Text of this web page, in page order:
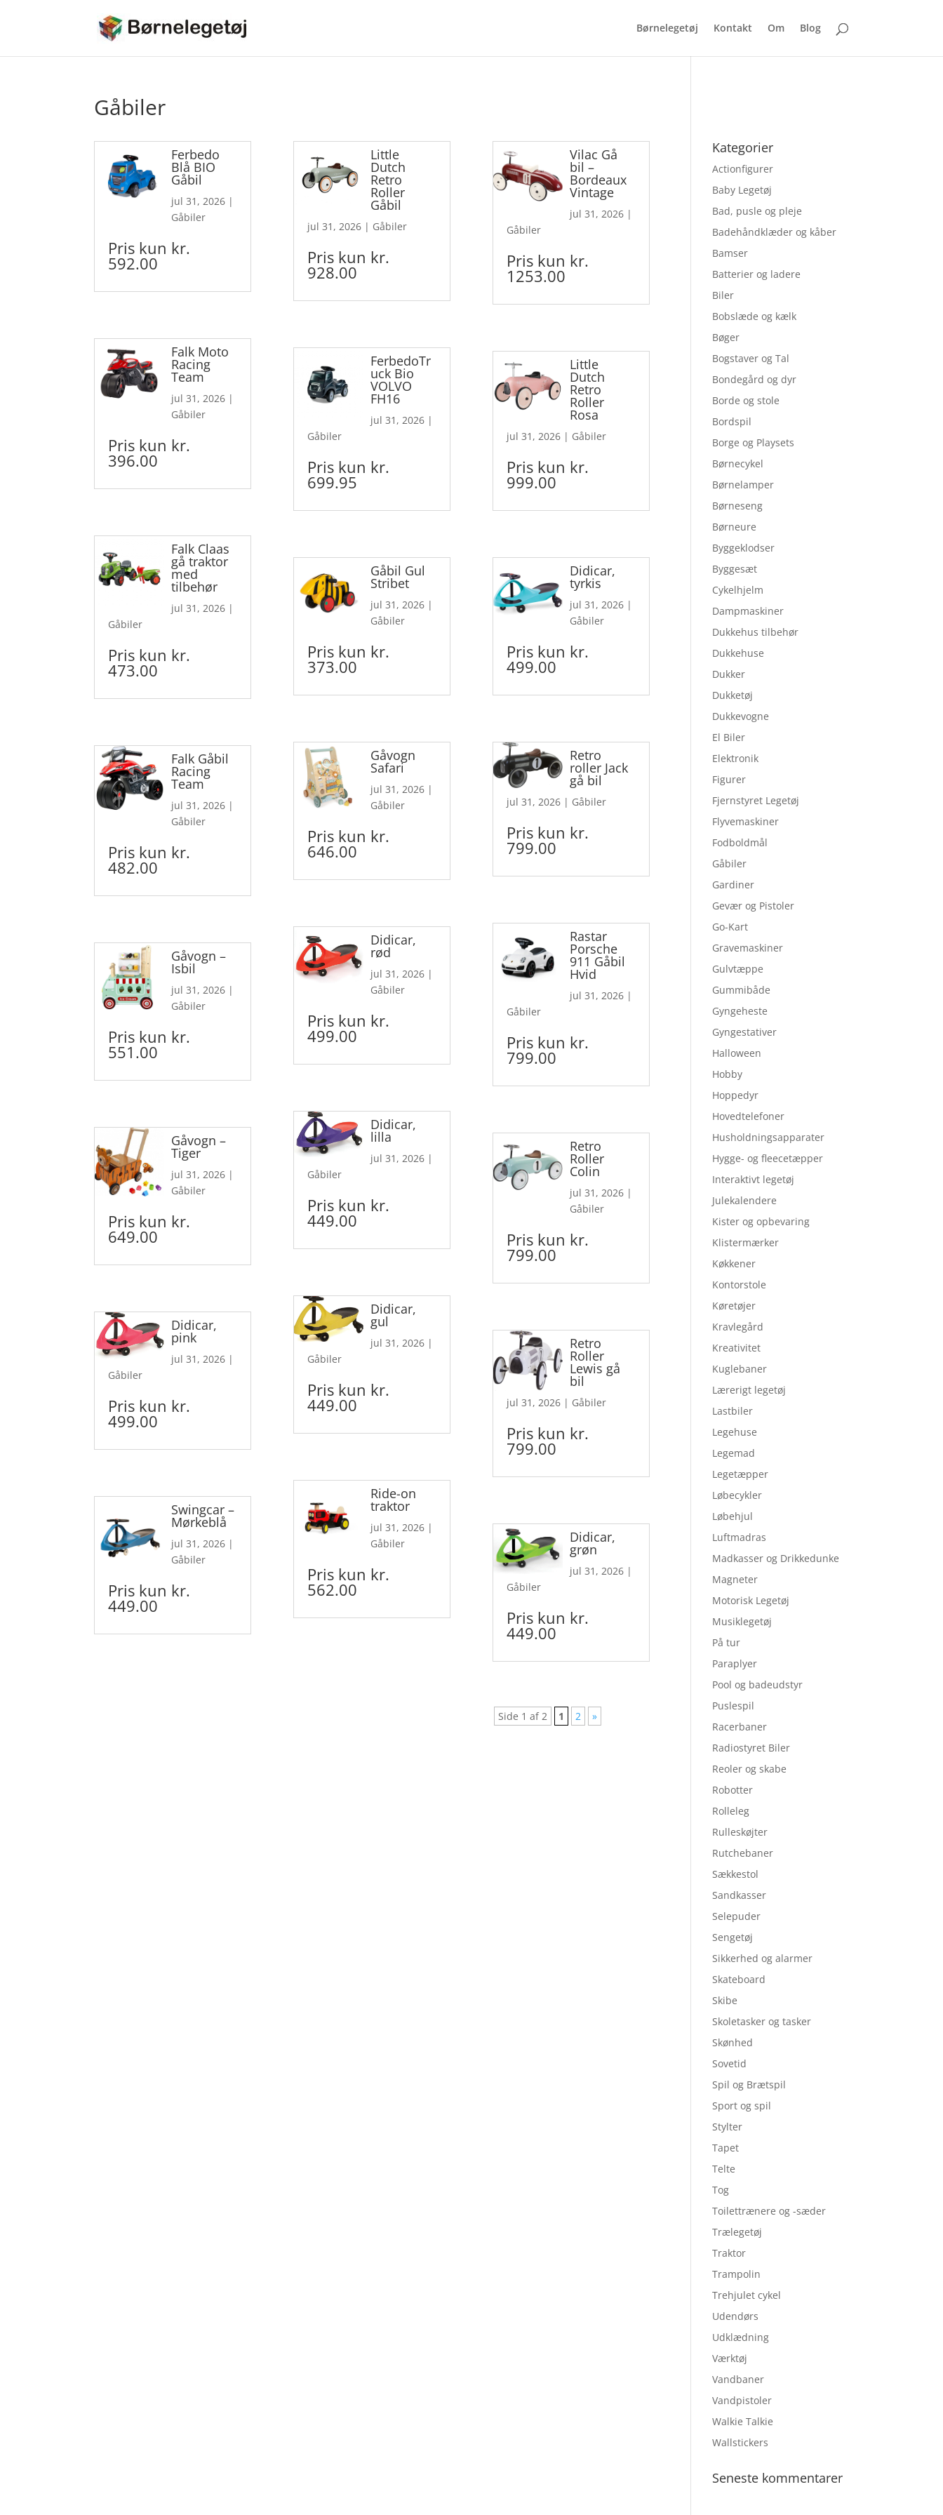
Børnelegetøj Kontakt Om Blog
Gåbiler
Ferbedo
Blå BIO
Gåbil
jul 31, 2026 |
Gåbiler
Pris kun kr.
592.00
Falk Moto
Racing
Team
jul 31, 2026 |
Gåbiler
Pris kun kr.
396.00
Falk Claas
gå traktor
med
tilbehør
jul 31, 2026 |
Gåbiler
Pris kun kr.
473.00
Falk Gåbil
Racing
Team
jul 31, 2026 |
Gåbiler
Pris kun kr.
482.00
Gåvogn –
Isbil
jul 31, 2026 |
Gåbiler
Pris kun kr.
551.00
Gåvogn –
Tiger
jul 31, 2026 |
Gåbiler
Pris kun kr.
649.00
Didicar,
pink
jul 31, 2026 |
Gåbiler
Pris kun kr.
499.00
Swingcar –
Mørkeblå
jul 31, 2026 |
Gåbiler
Pris kun kr.
449.00
Little
Dutch
Retro
Roller
Gåbil
jul 31, 2026 | Gåbiler
Pris kun kr.
928.00
FerbedoTr
uck Bio
VOLVO
FH16
jul 31, 2026 |
Gåbiler
Pris kun kr.
699.95
Gåbil Gul
Stribet
jul 31, 2026 |
Gåbiler
Pris kun kr.
373.00
Gåvogn
Safari
jul 31, 2026 |
Gåbiler
Pris kun kr.
646.00
Didicar,
rød
jul 31, 2026 |
Gåbiler
Pris kun kr.
499.00
Didicar,
lilla
jul 31, 2026 |
Gåbiler
Pris kun kr.
449.00
Didicar,
gul
jul 31, 2026 |
Gåbiler
Pris kun kr.
449.00
Ride-on
traktor
jul 31, 2026 |
Gåbiler
Pris kun kr.
562.00
Vilac Gå
bil –
Bordeaux
Vintage
jul 31, 2026 |
Gåbiler
Pris kun kr.
1253.00
Little
Dutch
Retro
Roller
Rosa
jul 31, 2026 | Gåbiler
Pris kun kr.
999.00
Didicar,
tyrkis
jul 31, 2026 |
Gåbiler
Pris kun kr.
499.00
Retro
roller Jack
gå bil
jul 31, 2026 | Gåbiler
Pris kun kr.
799.00
Rastar
Porsche
911 Gåbil
Hvid
jul 31, 2026 |
Gåbiler
Pris kun kr.
799.00
Retro
Roller
Colin
jul 31, 2026 |
Gåbiler
Pris kun kr.
799.00
Retro
Roller
Lewis gå
bil
jul 31, 2026 | Gåbiler
Pris kun kr.
799.00
Didicar,
grøn
jul 31, 2026 |
Gåbiler
Pris kun kr.
449.00
Side 1 af 2 1 2 »
Kategorier
Actionfigurer
Baby Legetøj
Bad, pusle og pleje
Badehåndklæder og kåber
Bamser
Batterier og ladere
Biler
Bobslæde og kælk
Bøger
Bogstaver og Tal
Bondegård og dyr
Borde og stole
Bordspil
Borge og Playsets
Børnecykel
Børnelamper
Børneseng
Børneure
Byggeklodser
Byggesæt
Cykelhjelm
Dampmaskiner
Dukkehus tilbehør
Dukkehuse
Dukker
Dukketøj
Dukkevogne
El Biler
Elektronik
Figurer
Fjernstyret Legetøj
Flyvemaskiner
Fodboldmål
Gåbiler
Gardiner
Gevær og Pistoler
Go-Kart
Gravemaskiner
Gulvtæppe
Gummibåde
Gyngeheste
Gyngestativer
Halloween
Hobby
Hoppedyr
Hovedtelefoner
Husholdningsapparater
Hygge- og fleecetæpper
Interaktivt legetøj
Julekalendere
Kister og opbevaring
Klistermærker
Køkkener
Kontorstole
Køretøjer
Kravlegård
Kreativitet
Kuglebaner
Lærerigt legetøj
Lastbiler
Legehuse
Legemad
Legetæpper
Løbecykler
Løbehjul
Luftmadras
Madkasser og Drikkedunke
Magneter
Motorisk Legetøj
Musiklegetøj
På tur
Paraplyer
Pool og badeudstyr
Puslespil
Racerbaner
Radiostyret Biler
Reoler og skabe
Robotter
Rolleleg
Rulleskøjter
Rutchebaner
Sækkestol
Sandkasser
Selepuder
Sengetøj
Sikkerhed og alarmer
Skateboard
Skibe
Skoletasker og tasker
Skønhed
Sovetid
Spil og Brætspil
Sport og spil
Stylter
Tapet
Telte
Tog
Toilettrænere og -sæder
Trælegetøj
Traktor
Trampolin
Trehjulet cykel
Udendørs
Udklædning
Værktøj
Vandbaner
Vandpistoler
Walkie Talkie
Wallstickers
Seneste kommentarer